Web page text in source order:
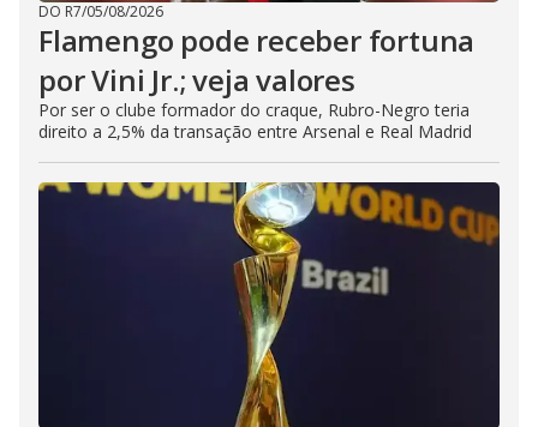
DO R7/05/08/2026
Flamengo pode receber fortuna
por Vini Jr.; veja valores
Por ser o clube formador do craque, Rubro-Negro teria
direito a 2,5% da transação entre Arsenal e Real Madrid